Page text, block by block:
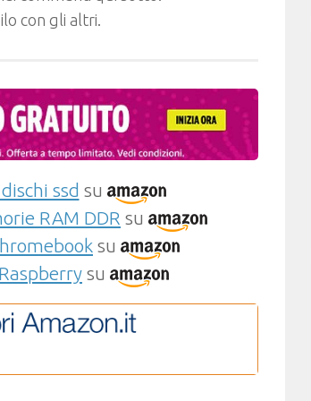
con gli altri.
ssd su
RAM DDR su
su
su